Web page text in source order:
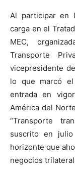
Al participar en
carga en el
MEC,
Transporte
vicepresidente
lo que marcó
entrada en
América del
“Transporte
suscrito en
horizonte que
negocios